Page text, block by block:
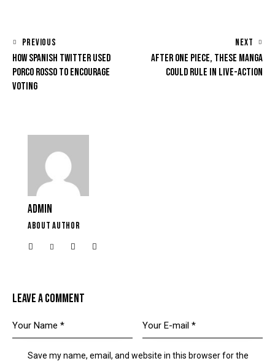
PREVIOUS
HOW SPANISH TWITTER USED
PORCO ROSSO TO ENCOURAGE
VOTING
NEXT
AFTER ONE PIECE, THESE MANGA
COULD RULE IN LIVE-ACTION
ADMIN
ABOUT AUTHOR
LEAVE A COMMENT
Save my name, email, and website in this browser for the